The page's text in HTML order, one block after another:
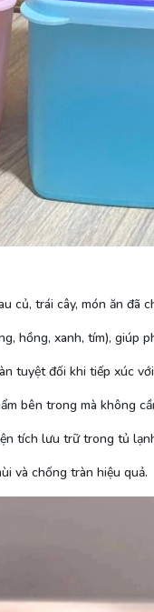
củ, trái cây, món ăn đã
hồng, xanh, tím), giúp
tuyệt đối khi tiếp xúc
bên trong mà không
tích lưu trữ trong tủ
và chống tràn hiệu quả.